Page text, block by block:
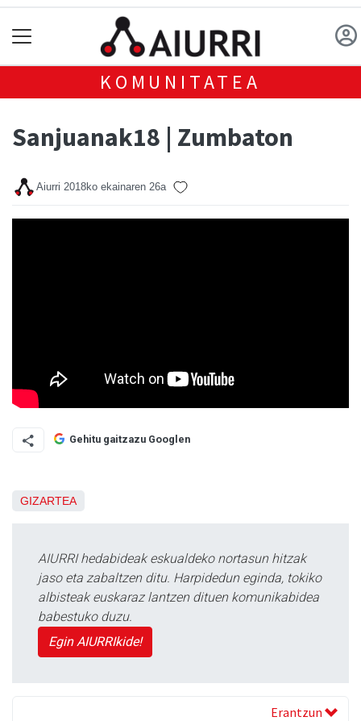
KOMUNITATEA
Sanjuanak18 | Zumbaton
Aiurri 2018ko ekainaren 26a
Gehitu gaitzazu Googlen
GIZARTEA
AIURRI hedabideak eskualdeko nortasun hitzak
jaso eta zabaltzen ditu. Harpidedun eginda, tokiko
albisteak euskaraz lantzen dituen komunikabidea
babestuko duzu.
Egin AIURRIkide!
Erantzun